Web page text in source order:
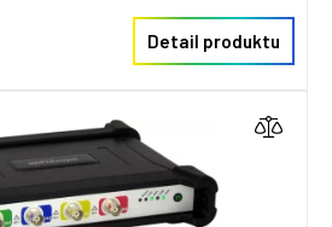
Detail produktu